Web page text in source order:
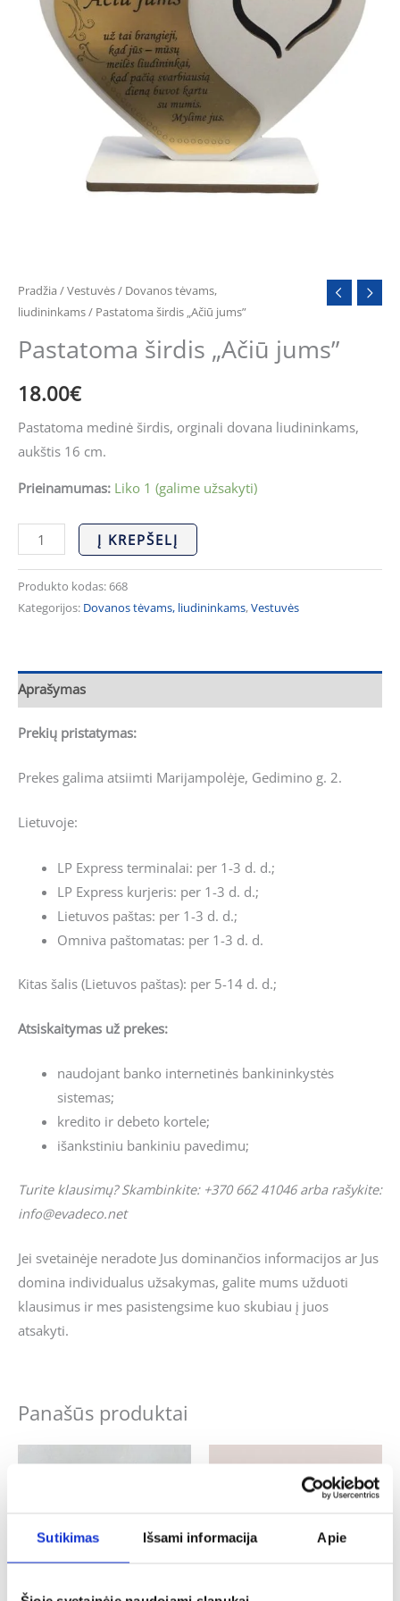
Sutikimas Išsami informacija Apie
Pradžia /Vestuvės/ Dovanos tėvams,
liudininkams/ Pastatoma širdis „Ačiū jums”
Pastatoma širdis „Ačiū jums”
18.00€
Pastatoma medinė širdis, orginali dovana liudininkams,
aukštis 16 cm.
Prieinamumas: Liko 1 (galime užsakyti)
Į KREPŠELĮ
Produkto kodas:668
Kategorijos: Dovanos tėvams, liudininkams,Vestuvės
Aprašymas
Prekių pristatymas:
Prekes galima atsiimti Marijampolėje, Gedimino g. 2.
Lietuvoje:
LP Express terminalai: per 1-3 d. d.;
LP Express kurjeris: per 1-3 d. d.;
Lietuvos paštas: per 1-3 d. d.;
Omniva paštomatas: per 1-3 d. d.
Kitas šalis (Lietuvos paštas): per 5-14 d. d.;
Atsiskaitymas už prekes:
naudojant banko internetinės bankininkystės
sistemas;
kredito ir debeto kortele;
išankstiniu bankiniu pavedimu;
Turite klausimų? Skambinkite: +370 662 41046 arba rašykite:
info@evadeco.net
Jei svetainėje neradote Jus dominančios informacijos ar Jus
domina individualus užsakymas, galite mums užduoti
klausimus ir mes pasistengsime kuo skubiau į juos
atsakyti.
Panašūs produktai